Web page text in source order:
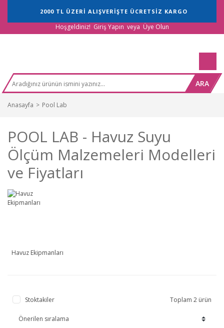
2000 TL ÜZERİ ALIŞVERİŞTE ÜCRETSİZ KARGO
Hoşgeldiniz! Giriş Yapın veya Üye Olun
ARA
Anasayfa Pool Lab
POOL LAB - Havuz Suyu
Ölçüm Malzemeleri Modelleri
ve Fiyatları
Havuz Ekipmanları
Stoktakiler Toplam 2 ürün